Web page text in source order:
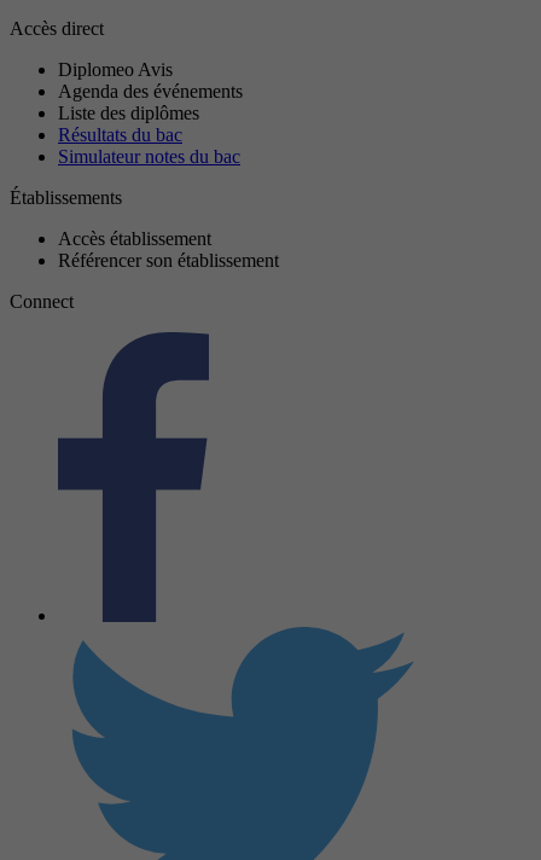
Accès direct
Diplomeo Avis
Agenda des événements
Liste des diplômes
Résultats du bac
Simulateur notes du bac
Établissements
Accès établissement
Référencer son établissement
Connect